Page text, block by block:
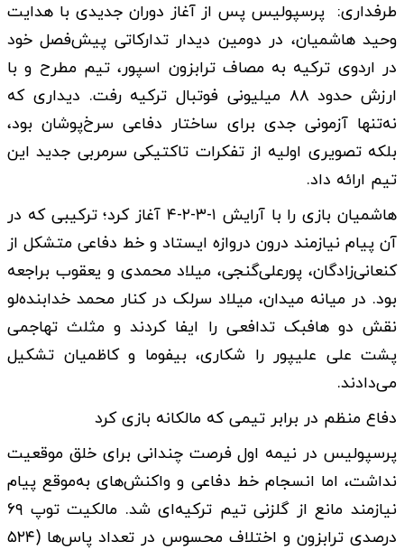
طرفداری: پرسپولیس پس از آغاز دوران جدیدی با هدایت
وحید هاشمیان، در دومین دیدار تدارکاتی پیش‌فصل خود
در اردوی ترکیه به مصاف ترابزون‌ اسپور، تیم مطرح و با
ارزش حدود ۸۸ میلیونی فوتبال ترکیه رفت. دیداری که
نه‌تنها آزمونی جدی برای ساختار دفاعی سرخ‌پوشان بود،
بلکه تصویری اولیه از تفکرات تاکتیکی سرمربی جدید این
تیم ارائه داد.
هاشمیان بازی را با آرایش ۱-۳-۲-۴ آغاز کرد؛ ترکیبی که در
آن پیام نیازمند درون دروازه ایستاد و خط دفاعی متشکل از
کنعانی‌زادگان، پورعلی‌گنجی، میلاد محمدی و یعقوب براجعه
بود. در میانه میدان، میلاد سرلک در کنار محمد خدابنده‌لو
نقش دو هافبک تدافعی را ایفا کردند و مثلث تهاجمی
پشت علی علیپور را شکاری، بیفوما و کاظمیان تشکیل
می‌دادند.
دفاع منظم در برابر تیمی که مالکانه بازی کرد
پرسپولیس در نیمه اول فرصت چندانی برای خلق موقعیت
نداشت، اما انسجام خط دفاعی و واکنش‌های به‌موقع پیام
نیازمند مانع از گلزنی تیم ترکیه‌ای شد. مالکیت توپ ۶۹
درصدی ترابزون و اختلاف محسوس در تعداد پاس‌ها (۵۲۴